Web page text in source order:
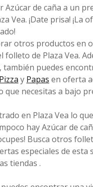
Azúcar de caña a un
Vea. ¡Date prisa! ¡La
otros productos en
folleto de Plaza Vea.
también puedes
Pizza y Papas en oferta
que necesitas a bajo
en Plaza Vea lo
hay Azúcar de
Busca otros
especiales de esta
tiendas .